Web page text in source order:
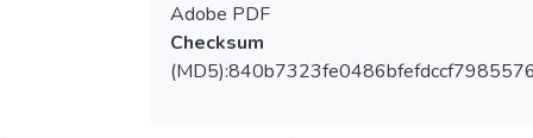
Adobe PDF
Checksum